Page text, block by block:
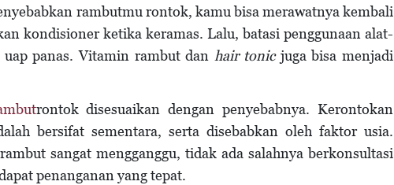
rambutmu rontok, kamu bisa merawatnya kembali
kondisioner ketika keramas. Lalu, batasi penggunaan alat-
panas. Vitamin rambut dan hair tonicjuga bisa menjadi
rontok disesuaikan dengan penyebabnya. Kerontokan
bersifat sementara, serta disebabkan oleh faktor usia.
sangat mengganggu, tidak ada salahnya berkonsultasi
penanganan yang tepat.